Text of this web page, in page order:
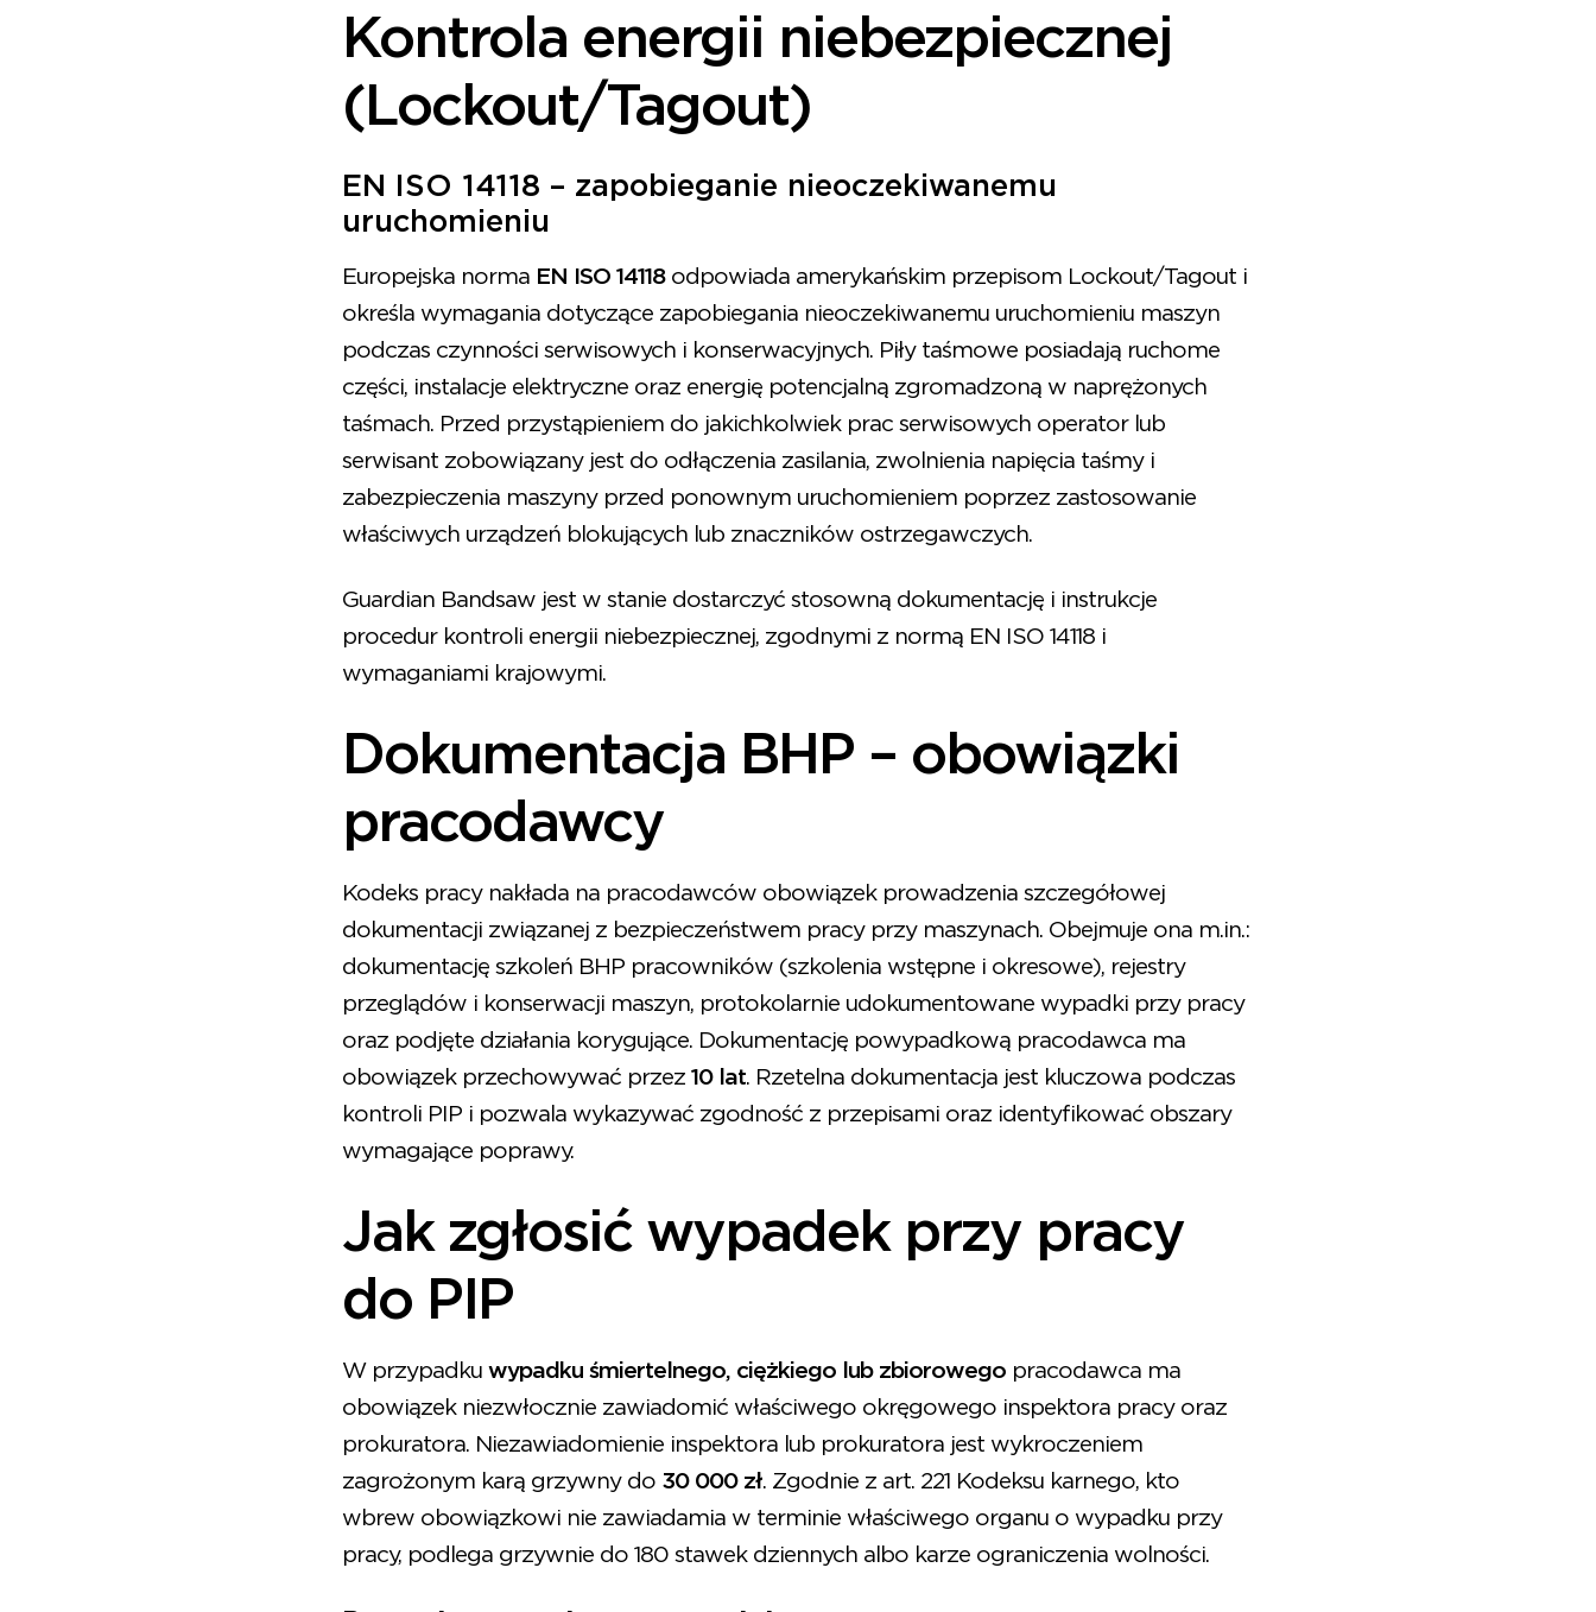
Kontrola energii niebezpiecznej
(Lockout/Tagout)
EN ISO 14118 – zapobieganie nieoczekiwanemu
uruchomieniu
Europejska norma EN ISO 14118odpowiada amerykańskim przepisom Lockout/Tagout i
określa wymagania dotyczące zapobiegania nieoczekiwanemu uruchomieniu maszyn
podczas czynności serwisowych i konserwacyjnych. Piły taśmowe posiadają ruchome
części, instalacje elektryczne oraz energię potencjalną zgromadzoną w naprężonych
taśmach. Przed przystąpieniem do jakichkolwiek prac serwisowych operator lub
serwisant zobowiązany jest do odłączenia zasilania, zwolnienia napięcia taśmy i
zabezpieczenia maszyny przed ponownym uruchomieniem poprzez zastosowanie
właściwych urządzeń blokujących lub znaczników ostrzegawczych.
Guardian Bandsaw jest w stanie dostarczyć stosowną dokumentację i instrukcje
procedur kontroli energii niebezpiecznej, zgodnymi z normą EN ISO 14118 i
wymaganiami krajowymi.
Dokumentacja BHP – obowiązki
pracodawcy
Kodeks pracy nakłada na pracodawców obowiązek prowadzenia szczegółowej
dokumentacji związanej z bezpieczeństwem pracy przy maszynach. Obejmuje ona m.in.:
dokumentację szkoleń BHP pracowników (szkolenia wstępne i okresowe), rejestry
przeglądów i konserwacji maszyn, protokolarnie udokumentowane wypadki przy pracy
oraz podjęte działania korygujące. Dokumentację powypadkową pracodawca ma
obowiązek przechowywać przez 10 lat. Rzetelna dokumentacja jest kluczowa podczas
kontroli PIP i pozwala wykazywać zgodność z przepisami oraz identyfikować obszary
wymagające poprawy.
Jak zgłosić wypadek przy pracy
do PIP
W przypadku wypadku śmiertelnego, ciężkiego lub zbiorowego pracodawca ma
obowiązek niezwłocznie zawiadomić właściwego okręgowego inspektora pracy oraz
prokuratora. Niezawiadomienie inspektora lub prokuratora jest wykroczeniem
zagrożonym karą grzywny do 30 000 zł. Zgodnie z art. 221 Kodeksu karnego, kto
wbrew obowiązkowi nie zawiadamia w terminie właściwego organu o wypadku przy
pracy, podlega grzywnie do 180 stawek dziennych albo karze ograniczenia wolności.